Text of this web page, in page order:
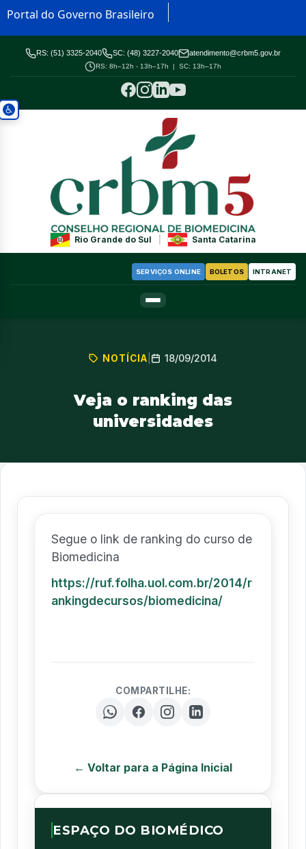
Portal do Governo Brasileiro
RS: (51) 3325-2040 SC: (48) 3227-2040 atendimento@crbm5.gov.br
RS: 8h–12h - 13h–17h | SC: 13h–17h
Rio Grande do Sul Santa Catarina
SERVIÇOS ONLINE BOLETOS INTRANET
NOTÍCIA 18/09/2014
Veja o ranking das
universidades
Segue o link de ranking do curso de
Biomedicina
https://ruf.folha.uol.com.br/2014/r
ankingdecursos/biomedicina/
COMPARTILHE:
← Voltar para a Página Inicial
ESPAÇO DO BIOMÉDICO